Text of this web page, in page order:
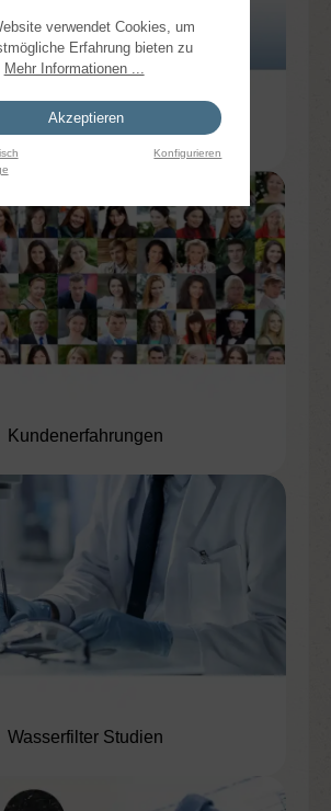
Acala - Ihr Vorteil
Kundenerfahrungen
Wasserfilter Studien
verwendet Cookies, um
Erfahrung bieten zu
Mehr Informationen ...
Akzeptieren
Konfigurieren